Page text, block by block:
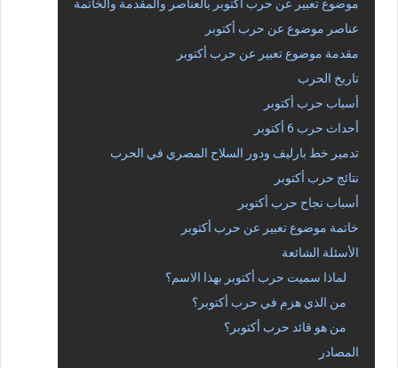
موضوع تعبير عن حرب أكتوبر بالعناصر والمقدمة والخاتمة
عناصر موضوع عن حرب أكتوبر
مقدمة موضوع تعبير عن حرب أكتوبر
تاريخ الحرب
أسباب حرب أكتوبر
أحداث حرب 6 أكتوبر
تدمير خط بارليف ودور السلاح المصري في الحرب
نتائج حرب أكتوبر
أسباب نجاح حرب أكتوبر
خاتمة موضوع تعبير عن حرب أكتوبر
الأسئلة الشائعة
لماذا سميت حرب أكتوبر بهذا الاسم؟
من الذي هزم في حرب أكتوبر؟
من هو قائد حرب أكتوبر؟
المصادر